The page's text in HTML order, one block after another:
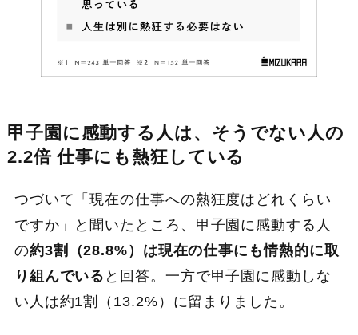
甲子園に感動する人は、そうでない人の
2.2倍 仕事にも熱狂している
つづいて「現在の仕事への熱狂度はどれくらい
ですか」と聞いたところ、甲子園に感動する人
の約3割（28.8%）は現在の仕事にも情熱的に取
り組んでいる と回答。一方で甲子園に感動しな
い人は約1割（13.2%）に留まりました。